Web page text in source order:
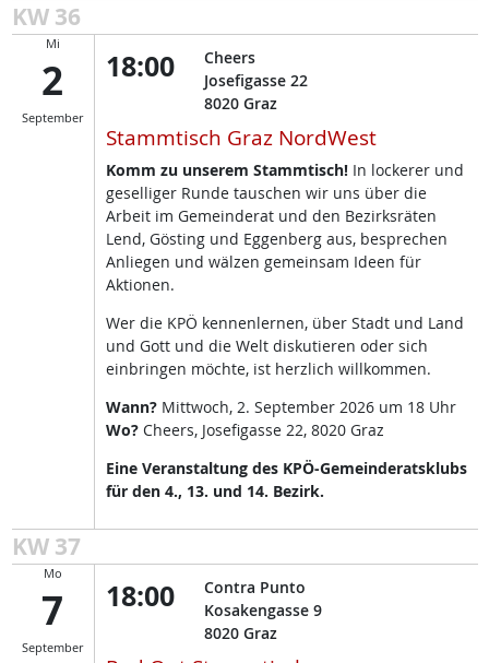
KW 36
Mi
2
September
18:00
Cheers
Josefigasse 22
8020 Graz
Stammtisch Graz NordWest
Komm zu unserem Stammtisch!In lockerer und
geselliger Runde tauschen wir uns über die
Arbeit im Gemeinderat und den Bezirksräten
Lend, Gösting und Eggenberg aus, besprechen
Anliegen und wälzen gemeinsam Ideen für
Aktionen.
Wer die KPÖ kennenlernen, über Stadt und Land
und Gott und die Welt diskutieren oder sich
einbringen möchte, ist herzlich willkommen.
Wann?Mittwoch, 2. September 2026 um 18 Uhr
Wo?Cheers, Josefigasse 22, 8020 Graz
Eine Veranstaltung des KPÖ-Gemeinderatsklubs
für den 4., 13. und 14. Bezirk.
KW 37
Mo
7
September
18:00
Contra Punto
Kosakengasse 9
8020 Graz